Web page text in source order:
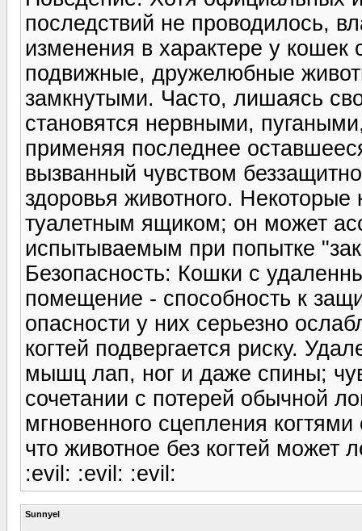
последствий не проводилось,
изменения в характере у
подвижные, дружелюбные
замкнутыми. Часто, лишаясь
становятся нервными,
применяя последнее
вызванный чувством
здоровья животного.
туалетным ящиком; он может
испытываемым при попытке
Безопасность: Кошки с
помещение - способность к
опасности у них серьезно
когтей подвергается риску.
мышц лап, ног и даже спины;
сочетании с потерей обычной
мгновенного сцепления
что животное без когтей может
:evil: :evil: :evil:
Sunnyel